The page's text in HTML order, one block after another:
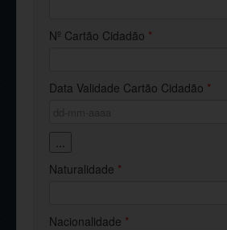
Nº Cartão Cidadão *
Data Validade Cartão Cidadão *
...
Naturalidade *
Nacionalidade *